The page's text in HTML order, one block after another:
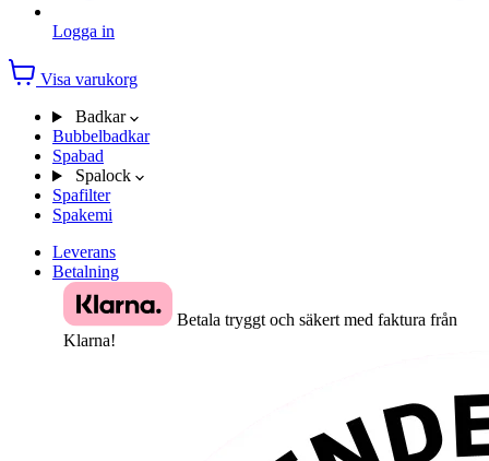
Logga in
Visa varukorg
Badkar
Bubbelbadkar
Spabad
Spalock
Spafilter
Spakemi
Leverans
Betalning
Betala tryggt och säkert med faktura från
Klarna!